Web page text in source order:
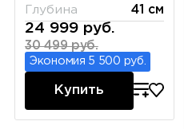
Глубина
41 см
24 999 руб.
30 499 руб.
Экономия 5 500 руб.
Купить